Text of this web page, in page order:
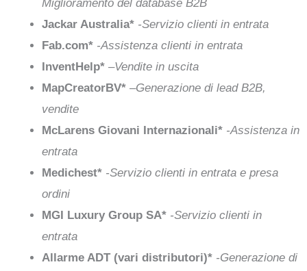
Miglioramento del database B2B
Jackar Australia* -Servizio clienti in entrata
Fab.com* -Assistenza clienti in entrata
InventHelp* –Vendite in uscita
MapCreatorBV* –Generazione di lead B2B,
vendite
McLarens Giovani Internazionali* -Assistenza in
entrata
Medichest* -Servizio clienti in entrata e presa
ordini
MGI Luxury Group SA* -Servizio clienti in
entrata
Allarme ADT (vari distributori)* -Generazione di